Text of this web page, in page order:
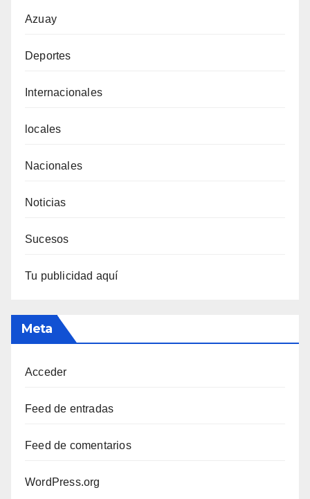
Azuay
Deportes
Internacionales
locales
Nacionales
Noticias
Sucesos
Tu publicidad aquí
Meta
Acceder
Feed de entradas
Feed de comentarios
WordPress.org